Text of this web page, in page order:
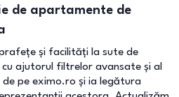
de apartamente de
și facilități la sute de
ajutorul filtrelor avansate și al
pe eximo.ro și ia legătura